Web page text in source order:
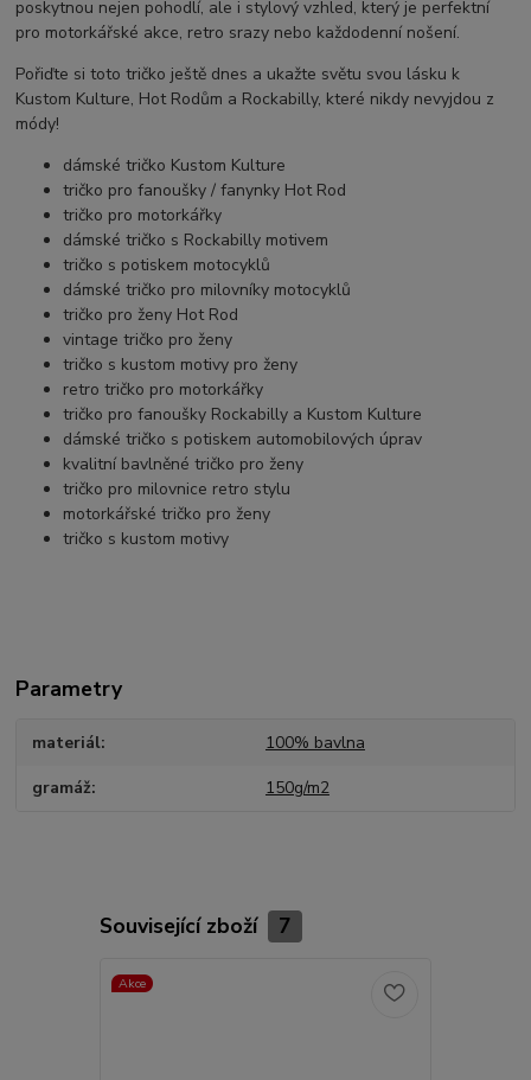
poskytnou nejen pohodlí, ale i stylový vzhled, který je perfektní
pro motorkářské akce, retro srazy nebo každodenní nošení.
Pořiďte si toto tričko ještě dnes a ukažte světu svou lásku k
Kustom Kulture, Hot Rodům a Rockabilly, které nikdy nevyjdou z
módy!
dámské tričko Kustom Kulture
tričko pro fanoušky / fanynky Hot Rod
tričko pro motorkářky
dámské tričko s Rockabilly motivem
tričko s potiskem motocyklů
dámské tričko pro milovníky motocyklů
tričko pro ženy Hot Rod
vintage tričko pro ženy
tričko s kustom motivy pro ženy
retro tričko pro motorkářky
tričko pro fanoušky Rockabilly a Kustom Kulture
dámské tričko s potiskem automobilových úprav
kvalitní bavlněné tričko pro ženy
tričko pro milovnice retro stylu
motorkářské tričko pro ženy
tričko s kustom motivy
Parametry
materiál 100% bavlna
gramáž 150g/m2
Související zboží 7
Akce